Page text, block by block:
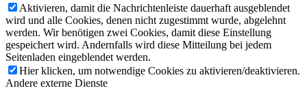
Aktivieren, damit die Nachrichtenleiste dauerhaft ausgeblendet
wird und alle Cookies, denen nicht zugestimmt wurde, abgelehnt
werden. Wir benötigen zwei Cookies, damit diese Einstellung
gespeichert wird. Andernfalls wird diese Mitteilung bei jedem
Seitenladen eingeblendet werden.
Hier klicken, um notwendige Cookies zu aktivieren/deaktivieren.
Andere externe Dienste